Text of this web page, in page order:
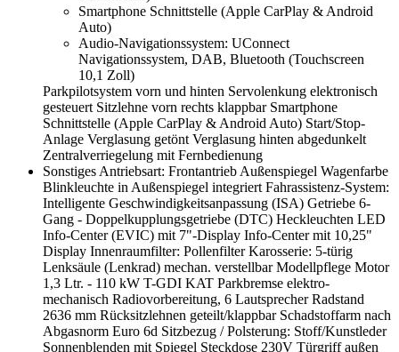
Smartphone Schnittstelle (Apple CarPlay & Android
Auto)
Audio-Navigationssystem: UConnect
Navigationssystem, DAB, Bluetooth (Touchscreen
10,1 Zoll)
Parkpilotsystem vorn und hinten Servolenkung elektronisch
gesteuert Sitzlehne vorn rechts klappbar Smartphone
Schnittstelle (Apple CarPlay & Android Auto) Start/Stop-
Anlage Verglasung getönt Verglasung hinten abgedunkelt
Zentralverriegelung mit Fernbedienung
Sonstiges Antriebsart: Frontantrieb Außenspiegel Wagenfarbe
Blinkleuchte in Außenspiegel integriert Fahrassistenz-System:
Intelligente Geschwindigkeitsanpassung (ISA) Getriebe 6-
Gang - Doppelkupplungsgetriebe (DTC) Heckleuchten LED
Info-Center (EVIC) mit 7"-Display Info-Center mit 10,25"
Display Innenraumfilter: PollenfilterKarosserie: 5-türig
Lenksäule (Lenkrad) mechan. verstellbarModellpflege Motor
1,3 Ltr. - 110 kW T-GDI KAT Parkbremse elektro-
mechanisch Radiovorbereitung, 6 LautsprecherRadstand
2636 mm Rücksitzlehnen geteilt/klappbar Schadstoffarm nach
Abgasnorm Euro 6d Sitzbezug / Polsterung: Stoff/Kunstleder
Sonnenblenden mit Spiegel Steckdose 230V Türgriff außen